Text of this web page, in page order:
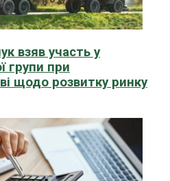
взяв участь у
групи при
щодо розвитку ринку